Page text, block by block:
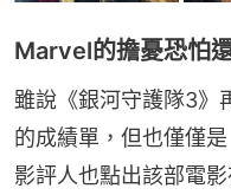
Marvel的擔憂恐怕
雖說《銀河守護隊3》
的成績單，但也僅僅
影評人也點出該部電